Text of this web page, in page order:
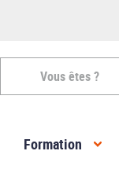
Vous êtes ?
êtesFormation